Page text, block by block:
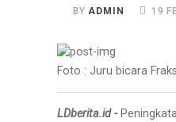
BYADMIN 19
Foto : Juru bicara
LDberita.id -